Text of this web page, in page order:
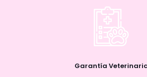
Garantía